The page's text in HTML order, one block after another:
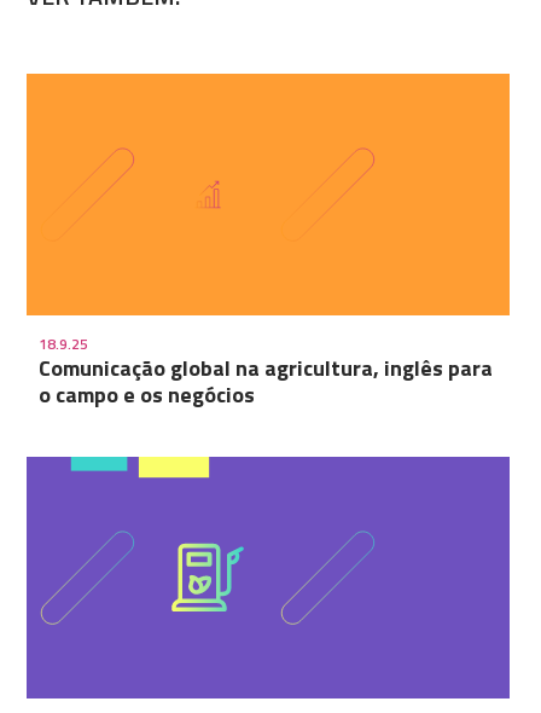
18.9.25
Comunicação global na agricultura, inglês para
o campo e os negócios